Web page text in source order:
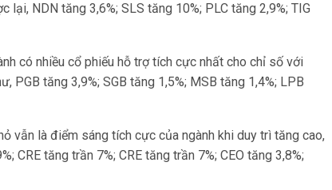
lại, NDN tăng 3,6%; SLS tăng 10%; PLC tăng 2,9%; TIG
có nhiều cổ phiếu hỗ trợ tích cực nhất cho chỉ số với
PGB tăng 3,9%; SGB tăng 1,5%; MSB tăng 1,4%; LPB
vẫn là điểm sáng tích cực của ngành khi duy trì tăng cao,
CRE tăng trần 7%; CRE tăng trần 7%; CEO tăng 3,8%;